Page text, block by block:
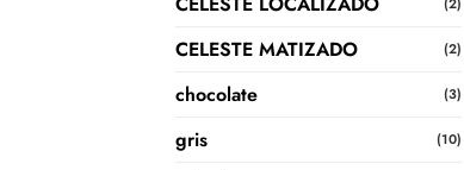
CELESTE MATIZADO (2)
chocolate (3)
gris (10)